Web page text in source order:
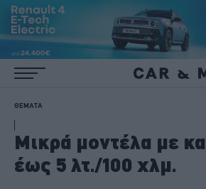
ΘΕΜΑΤΑ
Μικρά μοντέλα με
έως 5 λτ./100 χλμ.